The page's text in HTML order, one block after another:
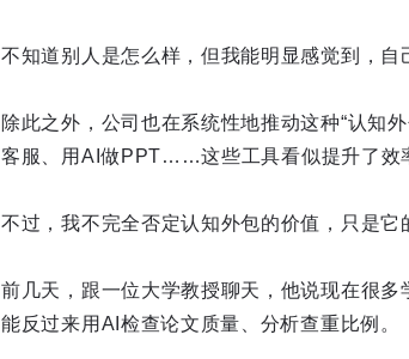
不知道别人是怎么样，但我能明显感觉到，自
除此之外，公司也在系统性地推动这种“认知
客服、用AI做PPT……这些工具看似提升了效
不过，我不完全否定认知外包的价值，只是它
前几天，跟一位大学教授聊天，他说现在很
能反过来用AI检查论文质量、分析查重比例。